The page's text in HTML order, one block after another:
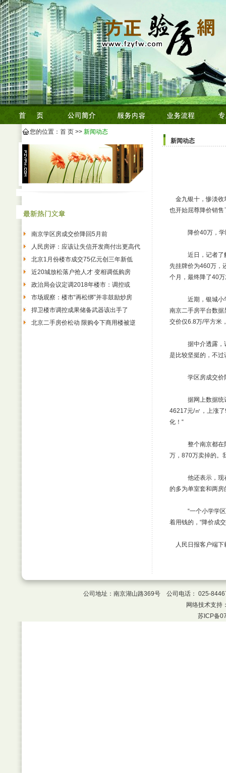
您的位置： 首 页 >> 新闻动态
南京学区房成交价降回5月前
人民房评：应该让失信开发商付出更高代
北京1月份楼市成交75亿元创三年新低
近20城放松落户抢人才 变相调低购房
政治局会议定调2018年楼市：调控或
市场观察：楼市“再松绑”并非鼓励炒房
捍卫楼市调控成果储备武器该出手了
北京二手房价松动 限购令下商用楼被逆
新闻动态
金九银十，惨淡收
也开始屈尊降价销
降价40万，学
近日，记者了解
先挂牌价为460万，
个月，最终降了40
近期，银城小学
南京二手房平台数
交价仅6.8万/平方米
据中介透露，该
是比较坚挺的，不
学区房成交价
据网上数据统计
46217元/㎡，上涨
化！“
整个南京都在降
万，870万卖掉的。
他还表示，现在
的多为单室套和两房
“一个小学学区的
着用钱的，“降价成
人民日报客户端下
公司地址：南京湖山路369号 公司电话： 025-
网络技术支持
苏ICP备